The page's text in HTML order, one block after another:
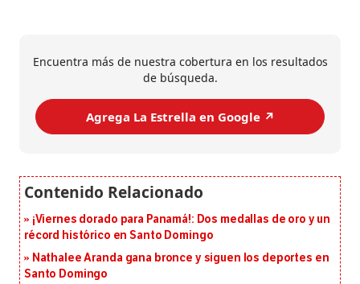
Encuentra más de nuestra cobertura en los resultados
de búsqueda.
Agrega La Estrella en Google ↗️
¡Viernes dorado para Panamá!: Dos medallas de oro y un
récord histórico en Santo Domingo
Nathalee Aranda gana bronce y siguen los deportes en
Santo Domingo